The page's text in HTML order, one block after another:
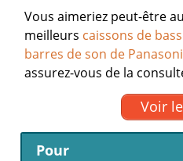
Vous aimeriez peut-être
meilleurs caissons de
barres de son de
assurez-vous de la
Voir
Pour